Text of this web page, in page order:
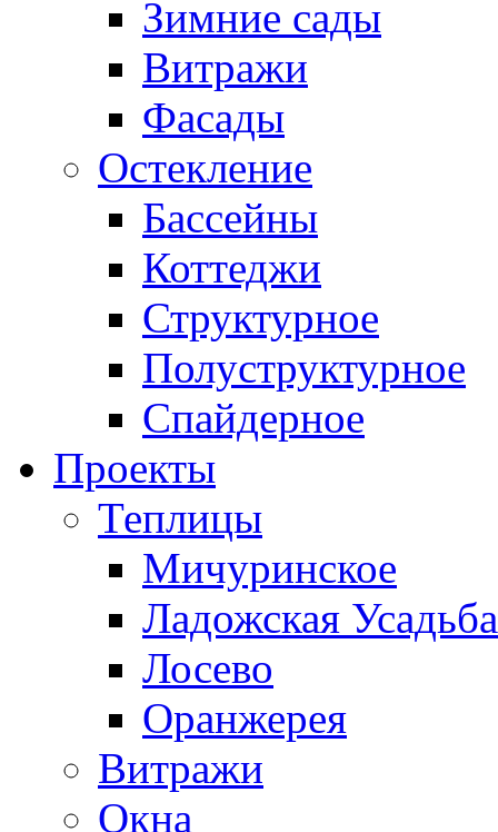
Зимние сады
Витражи
Фасады
Остекление
Бассейны
Коттеджи
Структурное
Полуструктурное
Спайдерное
Проекты
Теплицы
Мичуринское
Ладожская Усадьба
Лосево
Оранжерея
Витражи
Окна